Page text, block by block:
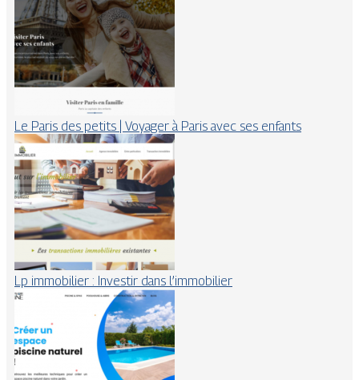
Le Paris des petits | Voyager à Paris avec ses enfants
Lp immobilier : Investir dans l’immobilier